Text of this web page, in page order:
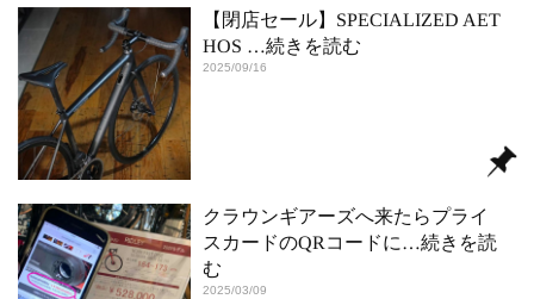
【閉店セール】SPECIALIZED AET
HOS …続きを読む
2025/09/16
クラウンギアーズへ来たらプライ
スカードのQRコードに …続きを読
む
2025/03/09